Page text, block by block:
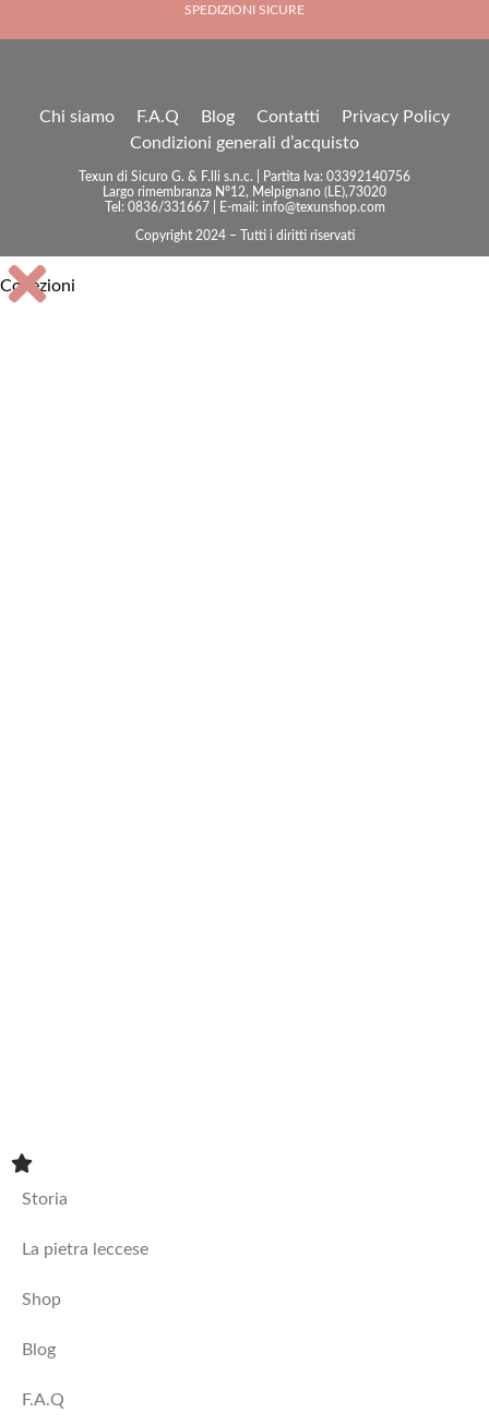
SPEDIZIONI SICURE
Chi siamo F.A.Q Blog Contatti
Privacy Policy
Condizioni generali d’acquisto
Texun di Sicuro G. & F.lli s.n.c. | Partita Iva: 03392140756
Largo rimembranza N°12, Melpignano (LE),73020
Tel: 0836/331667 | E-mail: info@texunshop.com
Copyright 2024 – Tutti i diritti riservati
Collezioni
Accessori bagno
Storia
La pietra leccese
Shop
Blog
F.A.Q